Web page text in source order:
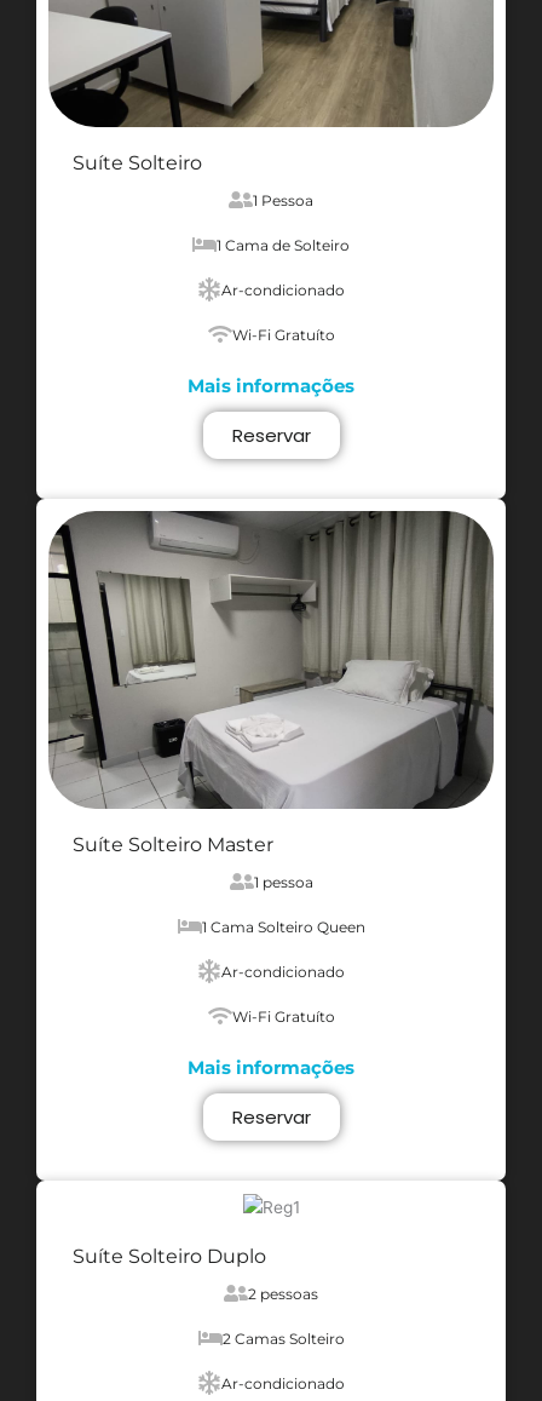
Suíte Solteiro
1 Pessoa
1 Cama de Solteiro
Ar-condicionado
Wi-Fi Gratuíto
Mais informações
Reservar
Suíte Solteiro Master
1 pessoa
1 Cama Solteiro Queen
Ar-condicionado
Wi-Fi Gratuíto
Mais informações
Reservar
Suíte Solteiro Duplo
2 pessoas
2 Camas Solteiro
Ar-condicionado